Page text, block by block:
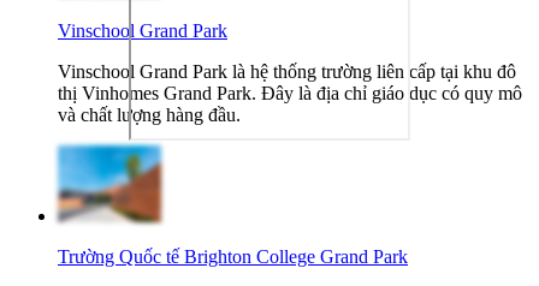
Vinschool Grand Park
Vinschool Grand Park là hệ thống trường liên cấp tại khu đô
thị Vinhomes Grand Park. Đây là địa chỉ giáo dục có quy mô
và chất lượng hàng đầu.
Trường Quốc tế Brighton College Grand Park